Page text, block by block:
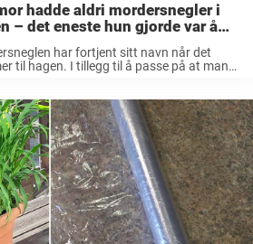
hadde aldri mordersnegler i
– det eneste hun gjorde var å
dette i gresset
har fortjent sitt navn når det
til hagen. I tillegg til å passe på at man